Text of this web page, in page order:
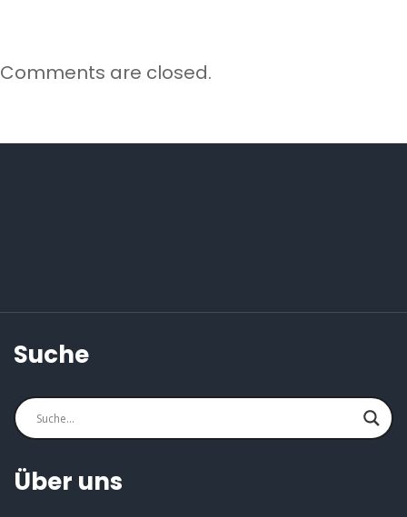
Comments are closed.
Suche
Über uns